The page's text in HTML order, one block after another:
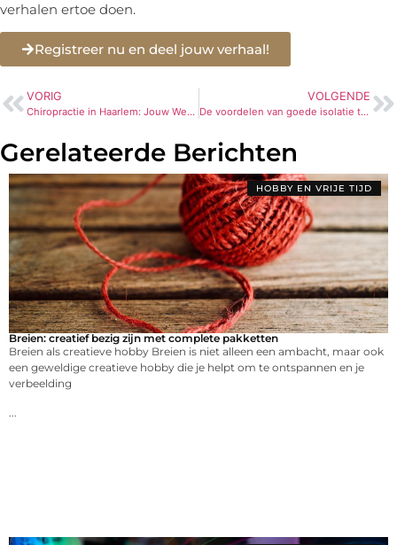
verhalen ertoe doen.
Registreer nu en deel jouw verhaal!
VORIG
Chiropractie in Haarlem: Jouw Weg naar Gezondheid en Welzijn
VOLGENDE
De voordelen van goede isolatie thuis
Gerelateerde Berichten
HOBBY EN VRIJE TIJD
Breien: creatief bezig zijn met complete pakketten
Breien als creatieve hobby Breien is niet alleen een ambacht, maar ook
een geweldige creatieve hobby die je helpt om te ontspannen en je
verbeelding